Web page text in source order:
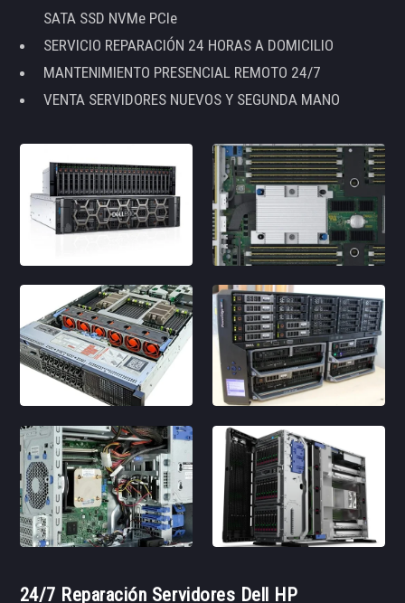
SATA SSD NVMe PCIe
SERVICIO REPARACIÓN 24 HORAS A DOMICILIO
MANTENIMIENTO PRESENCIAL REMOTO 24/7
VENTA SERVIDORES NUEVOS Y SEGUNDA MANO
24/7 Reparación Servidores Dell HP